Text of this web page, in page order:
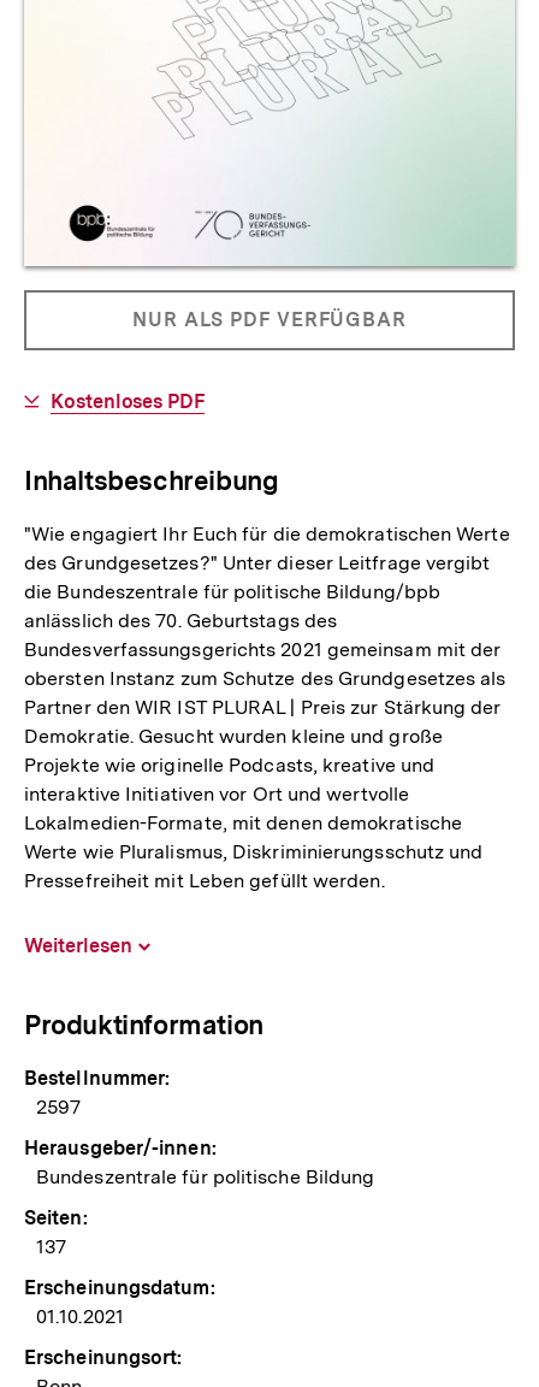
InformationenPRODUKT
NICHT
NUR ALS PDF VERFÜGBAR
Download-
Kostenloses PDF
Inhaltsbeschreibung
"Wie engagiert Ihr Euch für die demokratischen Werte
des Grundgesetzes?" Unter dieser Leitfrage vergibt
die Bundeszentrale für politische Bildung/bpb
anlässlich des 70. Geburtstags des
Bundesverfassungsgerichts 2021 gemeinsam mit der
obersten Instanz zum Schutze des Grundgesetzes als
Partner den WIR IST PLURAL | Preis zur Stärkung der
Demokratie. Gesucht wurden kleine und große
Projekte wie originelle Podcasts, kreative und
interaktive Initiativen vor Ort und wertvolle
Lokalmedien-Formate, mit denen demokratische
Werte wie Pluralismus, Diskriminierungsschutz und
Pressefreiheit mit Leben gefüllt werden.
Weiterlesen
Produktinformation
Bestellnummer:
2597
Herausgeber/-innen:
Bundeszentrale für politische Bildung
Seiten:
137
Erscheinungsdatum:
01.10.2021
Erscheinungsort: